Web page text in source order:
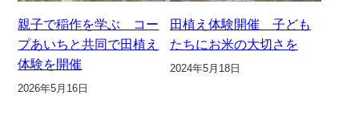
親子で稲作を学ぶ コー
プあいちと共同で田植え
体験を開催
2026年5月16日
田植え体験開催 子ども
たちにお米の大切さを
2024年5月18日